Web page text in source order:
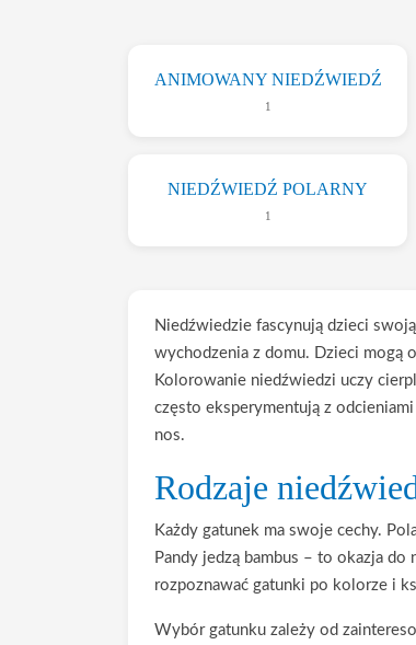
ANIMOWANY NIEDŹWIEDŹ
1
NIEDŹWIEDŹ POLARNY
1
Niedźwiedzie fascynują dzieci
wychodzenia z domu. Dzieci mogą
Kolorowanie niedźwiedzi uczy
często eksperymentują z
nos.
Rodzaje
Każdy gatunek ma swoje cechy.
Pandy jedzą bambus – to okazja
rozpoznawać gatunki po kolorze i
Wybór gatunku zależy od